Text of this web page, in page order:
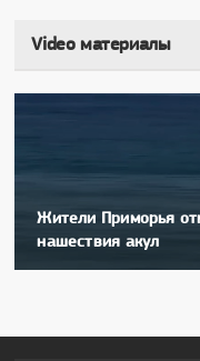
Video материалы
Жители Приморья
нашествия акул